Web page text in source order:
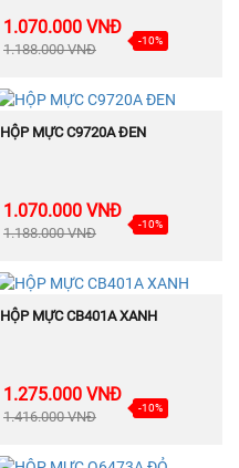
1.070.000 VNĐ
1.188.000 VNĐ
-10%
BÁN
CHẠY
MUA NGAY
HỘP MỰC C9720A ĐEN
1.070.000 VNĐ
1.188.000 VNĐ
-10%
BÁN
CHẠY
MUA NGAY
HỘP MỰC CB401A XANH
1.275.000 VNĐ
1.416.000 VNĐ
-10%